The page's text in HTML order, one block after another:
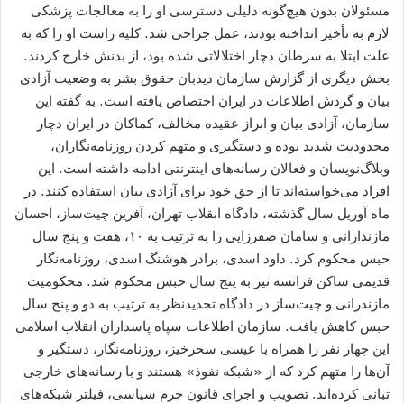
مسئولان بدون هیچ‌گونه دلیلی دسترسی او را به معالجات پزشکی
لازم به تأخیر انداخته بودند، عمل جراحی شد. کلیه راست او را که به
علت ابتلا به سرطان دچار اختلالاتی شده بود، از بدنش خارج کردند.
بخش دیگری از گزارش سازمان دیدبان حقوق بشر به وضعیت آزادی
بیان و گردش اطلاعات در ایران اختصاص یافته است. به گفته این
سازمان، آزادی بیان و ابراز عقیده مخالف، کماکان در ایران دچار
محدودیت شدید بوده و دستگیری و متهم کردن روزنامه‌نگاران،
وبلاگ‌نویسان و فعالان رسانه‏‏‌های اینترنتی ادامه داشته است. این
افراد می‌خواسته‌اند تا از حق خود برای آزادی بیان استفاده کنند. در
ماه آوریل سال گذشته، دادگاه انقلاب تهران، آفرین چیت‌ساز، احسان
مازندارانی و سامان صفرزایی را به ترتیب به ۱۰، هفت و پنج سال
حبس محکوم کرد. داود اسدی، برادر هوشنگ اسدی، روزنامه‌نگار
قدیمی ساکن فرانسه نیز به پنج سال حبس محکوم شد. محکومیت
مازندرانی و چیت‌ساز در دادگاه تجدید‌نظر به ترتیب به دو و پنج سال
حبس کاهش یافت. سازمان اطلاعات سپاه پاسداران انقلاب اسلامی
این چهار نفر را همراه با عیسی سحرخیز، روزنامه‌نگار، دستگیر و
آن‌ها را متهم کرد که از «شبکه نفوذ» هستند و با رسانه‏‏‌های خارجی
تبانی کرده‌‏اند. تصویب و اجرای قانون جرم سیاسی، فیلتر شبکه‌های